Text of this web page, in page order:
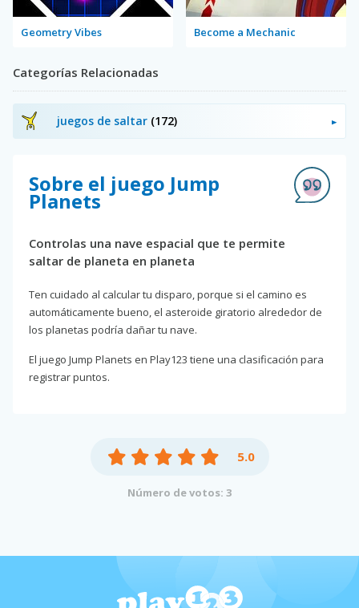
Geometry Vibes Become a Mechanic
Categorías Relacionadas
juegos de saltar (172)
Sobre el juego Jump
Planets
Controlas una nave espacial que te permite
saltar de planeta en planeta
Ten cuidado al calcular tu disparo, porque si el camino es
automáticamente bueno, el asteroide giratorio alrededor de
los planetas podría dañar tu nave.
El juego Jump Planets en Play123 tiene una clasificación para
registrar puntos.
5.0
Número de votos: 3